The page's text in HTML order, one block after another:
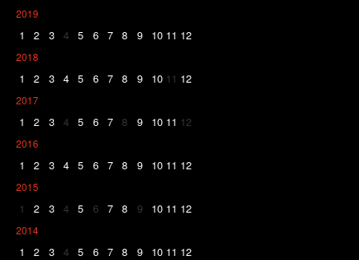
2019
1 2 3 4 5 6 7 8 9 10 11 12
2018
1 2 3 4 5 6 7 8 9 10 11 12
2017
1 2 3 4 5 6 7 8 9 10 11 12
2016
1 2 3 4 5 6 7 8 9 10 11 12
2015
1 2 3 4 5 6 7 8 9 10 11 12
2014
1 2 3 4 5 6 7 8 9 10 11 12